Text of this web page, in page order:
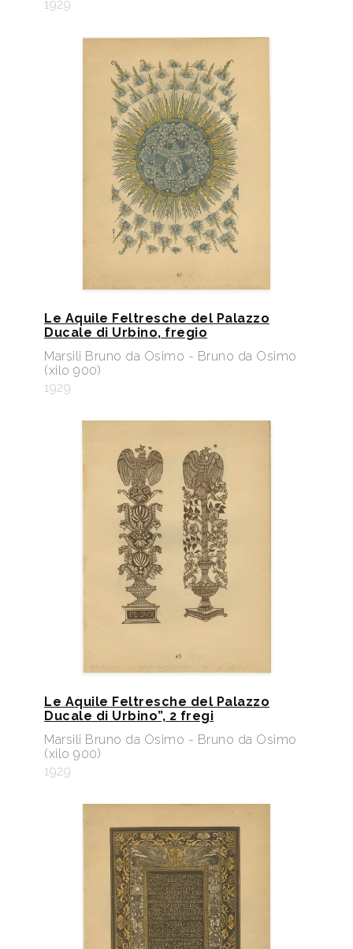
1929
Le Aquile Feltresche del Palazzo
Ducale di Urbino, fregio
Marsili Bruno da Osimo - Bruno da Osimo
(xilo 900)
1929
Le Aquile Feltresche del Palazzo
Ducale di Urbino”, 2 fregi
Marsili Bruno da Osimo - Bruno da Osimo
(xilo 900)
1929